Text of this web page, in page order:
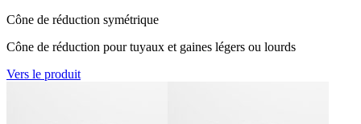
Cône de réduction symétrique
Cône de réduction pour tuyaux et gaines légers ou lourds
Vers le produit